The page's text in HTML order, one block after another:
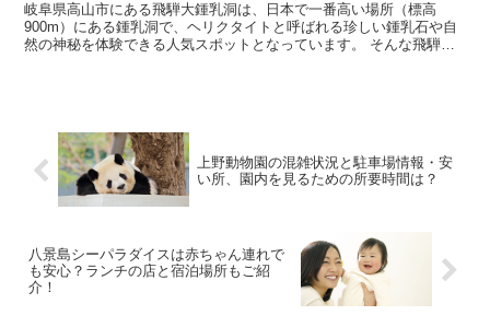
岐阜県高山市にある飛騨大鍾乳洞は、日本で一番高い場所（標高
900m）にある鍾乳洞で、ヘリクタイトと呼ばれる珍しい鍾乳石や自
然の神秘を体験できる人気スポットとなっています。 そんな飛騨大
上野動物園の混雑状況と駐車場情報・安
い所、園内を見るための所要時間は？
八景島シーパラダイスは赤ちゃん連れで
も安心？ランチの店と宿泊場所もご紹
介！